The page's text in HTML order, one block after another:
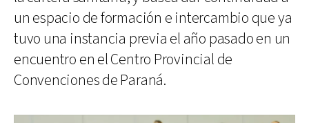
un espacio de formación e intercambio que ya
tuvo una instancia previa el año pasado en un
encuentro en el Centro Provincial de
Convenciones de Paraná.